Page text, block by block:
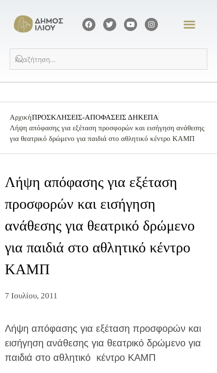
ΑρχικήΠΡΟΣΚΛΗΣΕΙΣ-ΑΠΟΦΑΣΕΙΣ ΔΗΚΕΠΑ
Λήψη απόφασης για εξέταση προσφορών και εισήγηση ανάθεσης
για θεατρικό δρώμενο για παιδιά στο αθλητικό κέντρο ΚΑΜΠ
Λήψη απόφασης για εξέταση
προσφορών και εισήγηση
ανάθεσης για θεατρικό δρώμενο
για παιδιά στο αθλητικό κέντρο
ΚΑΜΠ
7 Ιουλίου, 2011
Λήψη απόφασης για εξέταση προσφορών και
εισήγηση ανάθεσης για θεατρικό δρώμενο για
παιδιά στο αθλητικό κέντρο ΚΑΜΠ